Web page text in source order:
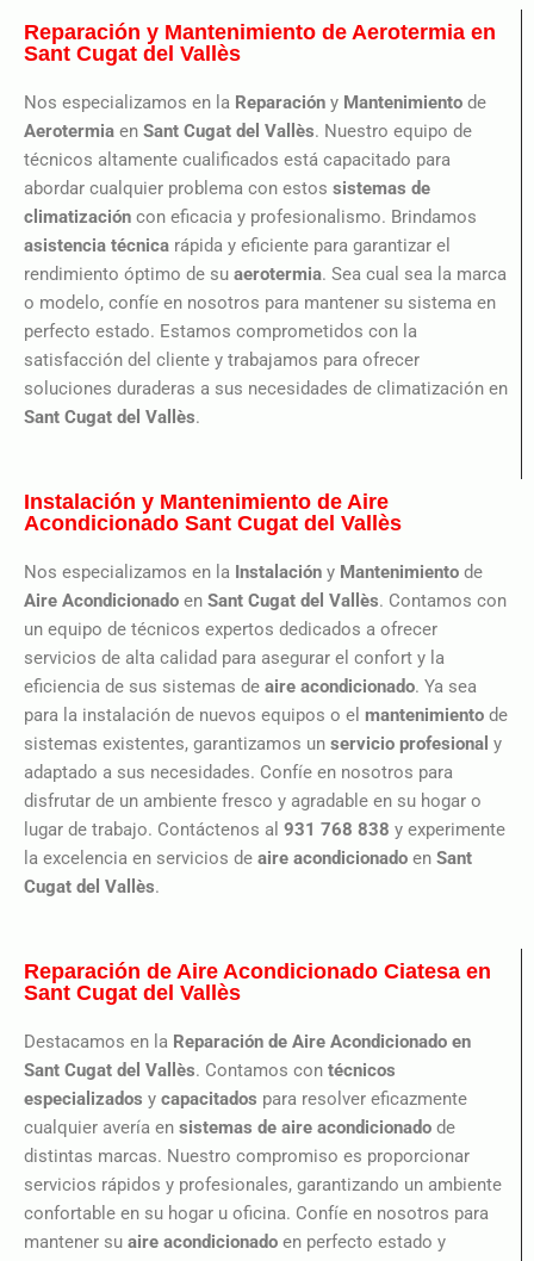
Reparación y Mantenimiento de Aerotermia en
Sant Cugat del Vallès
Nos especializamos en la Reparación y Mantenimiento de
Aerotermia en Sant Cugat del Vallès. Nuestro equipo de
técnicos altamente cualificados está capacitado para
abordar cualquier problema con estos sistemas de
climatización con eficacia y profesionalismo. Brindamos
asistencia técnica rápida y eficiente para garantizar el
rendimiento óptimo de su aerotermia. Sea cual sea la marca
o modelo, confíe en nosotros para mantener su sistema en
perfecto estado. Estamos comprometidos con la
satisfacción del cliente y trabajamos para ofrecer
soluciones duraderas a sus necesidades de climatización en
Sant Cugat del Vallès.
Instalación y Mantenimiento de Aire
Acondicionado Sant Cugat del Vallès
Nos especializamos en la Instalación y Mantenimiento de
Aire Acondicionado en Sant Cugat del Vallès. Contamos con
un equipo de técnicos expertos dedicados a ofrecer
servicios de alta calidad para asegurar el confort y la
eficiencia de sus sistemas de aire acondicionado. Ya sea
para la instalación de nuevos equipos o el mantenimiento de
sistemas existentes, garantizamos un servicio profesional y
adaptado a sus necesidades. Confíe en nosotros para
disfrutar de un ambiente fresco y agradable en su hogar o
lugar de trabajo. Contáctenos al 931 768 838 y experimente
la excelencia en servicios de aire acondicionado en Sant
Cugat del Vallès.
Reparación de Aire Acondicionado Ciatesa en
Sant Cugat del Vallès
Destacamos en la Reparación de Aire Acondicionado en
Sant Cugat del Vallès. Contamos con técnicos
especializados y capacitados para resolver eficazmente
cualquier avería en sistemas de aire acondicionado de
distintas marcas. Nuestro compromiso es proporcionar
servicios rápidos y profesionales, garantizando un ambiente
confortable en su hogar u oficina. Confíe en nosotros para
mantener su aire acondicionado en perfecto estado y